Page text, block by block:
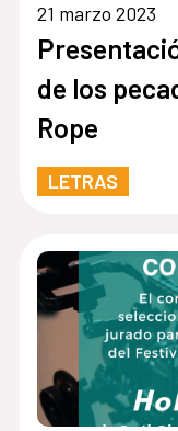
21 marzo 2023
de los
Rope
LETRAS